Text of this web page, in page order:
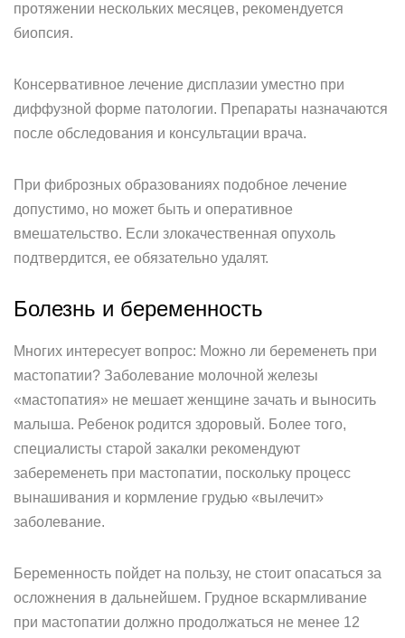
протяжении нескольких месяцев, рекомендуется
биопсия.
Консервативное лечение дисплазии уместно при
диффузной форме патологии. Препараты назначаются
после обследования и консультации врача.
При фиброзных образованиях подобное лечение
допустимо, но может быть и оперативное
вмешательство. Если злокачественная опухоль
подтвердится, ее обязательно удалят.
Болезнь и беременность
Многих интересует вопрос: Можно ли беременеть при
мастопатии? Заболевание молочной железы
«мастопатия» не мешает женщине зачать и выносить
малыша. Ребенок родится здоровый. Более того,
специалисты старой закалки рекомендуют
забеременеть при мастопатии, поскольку процесс
вынашивания и кормление грудью «вылечит»
заболевание.
Беременность пойдет на пользу, не стоит опасаться за
осложнения в дальнейшем. Грудное вскармливание
при мастопатии должно продолжаться не менее 12